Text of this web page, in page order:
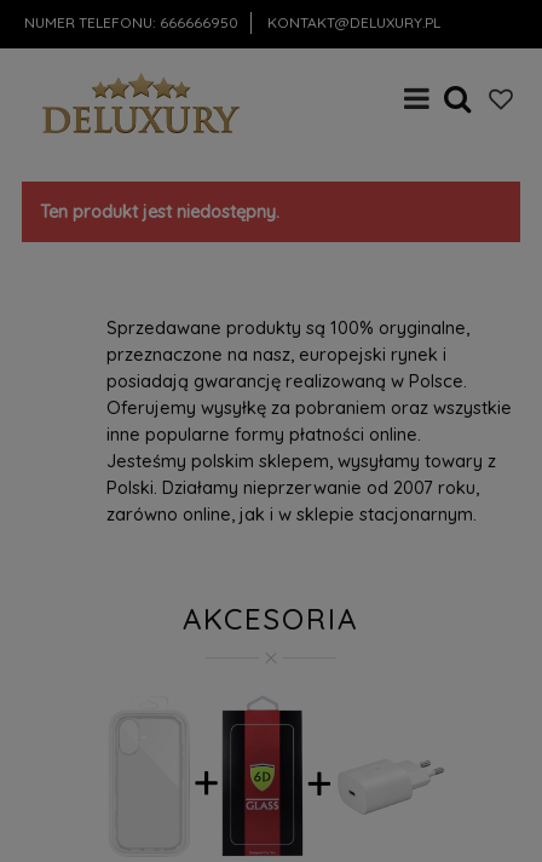
NUMER TELEFONU: 666666950 KONTAKT@DELUXURY.PL
Ten produkt jest niedostępny.
Sprzedawane produkty są 100% oryginalne,
przeznaczone na nasz, europejski rynek i
posiadają gwarancję realizowaną w Polsce.
Oferujemy wysyłkę za pobraniem oraz wszystkie
inne popularne formy płatności online.
Jesteśmy polskim sklepem, wysyłamy towary z
Polski. Działamy nieprzerwanie od 2007 roku,
zarówno online, jak i w sklepie stacjonarnym.
AKCESORIA